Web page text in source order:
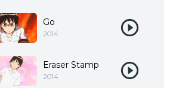
Go
2014
Eraser Stamp
2014